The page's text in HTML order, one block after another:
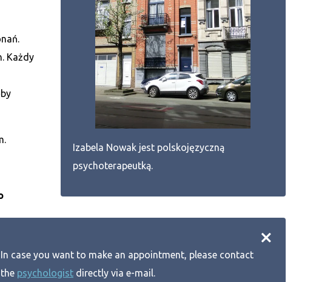
Każdy
Izabela Nowak jest polskojęzyczną
psychoterapeutką.
In case you want to make an appointment, please contact
the psychologist directly via e-mail.